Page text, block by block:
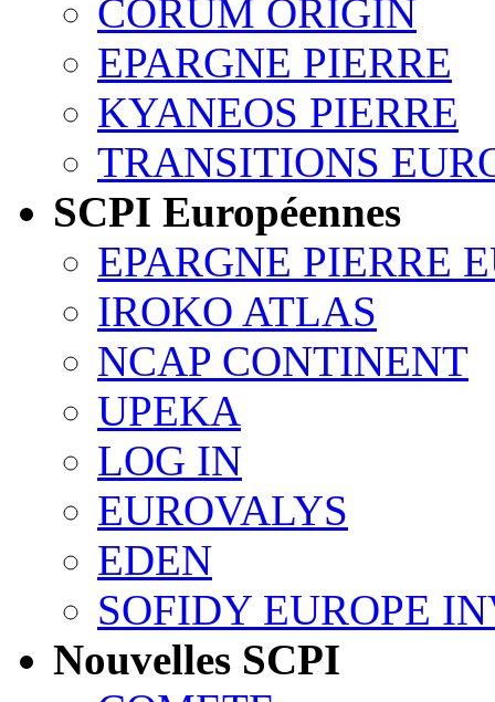
CORUM ORIGIN
EPARGNE PIERRE
KYANEOS PIERRE
TRANSITIONS
SCPI Européennes
EPARGNE PIERRE
IROKO ATLAS
NCAP CONTINENT
UPEKA
LOG IN
EUROVALYS
EDEN
SOFIDY EUROPE
Nouvelles SCPI